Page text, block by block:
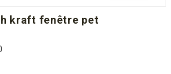
kraft fenêtre pet